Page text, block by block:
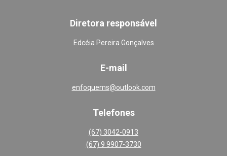
Diretora responsável
Edcéia Pereira Gonçalves
E-mail
enfoquems@outlook.com
Telefones
(67) 3042-0913
(67) 9 9907-3730